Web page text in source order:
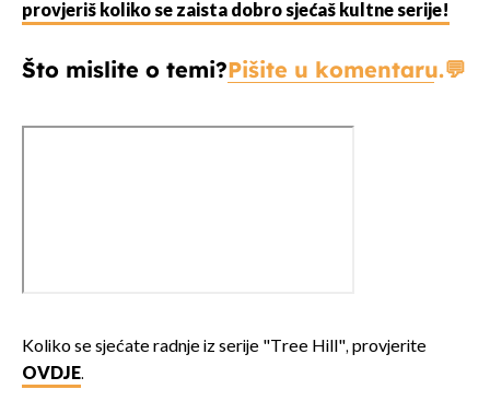
provjeriš koliko se zaista dobro sjećaš kultne serije!
Što mislite o temi?Pišite u komentaru.
Koliko se sjećate radnje iz serije "Tree Hill", provjerite
OVDJE.